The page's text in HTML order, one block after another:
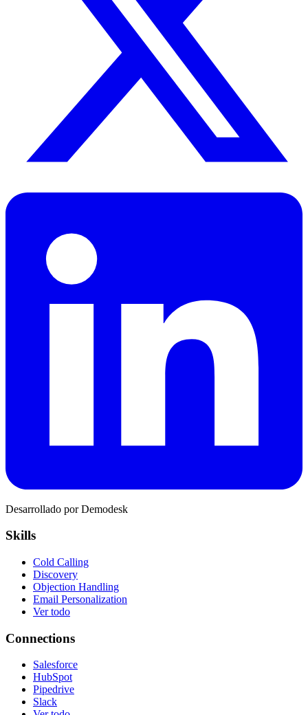
Desarrollado por Demodesk
Skills
Cold Calling
Discovery
Objection Handling
Email Personalization
Ver todo
Connections
Salesforce
HubSpot
Pipedrive
Slack